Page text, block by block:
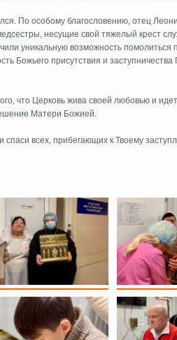
По особому благословению, отец
несущие свой тяжелый крест
уникальную возможность помолиться
Божьего присутствия и
что Церковь жива своей любовью и
Матери Божией.
спаси всех, прибегающих к Твоему